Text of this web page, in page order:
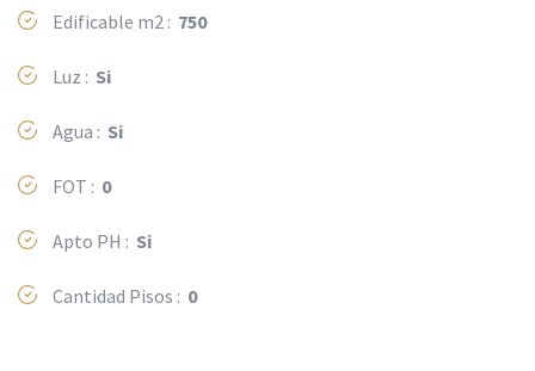
Edificable m2 : 750
Luz : Si
Agua : Si
FOT : 0
Apto PH : Si
Cantidad Pisos : 0